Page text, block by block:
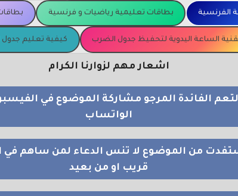
تقنية الساعة اليدوية لتحفيظ جدول الضرب كيفية تعليم جدول
اشعار مهم لزوارنا الكرام
الواتساب
قريب او من بعيد